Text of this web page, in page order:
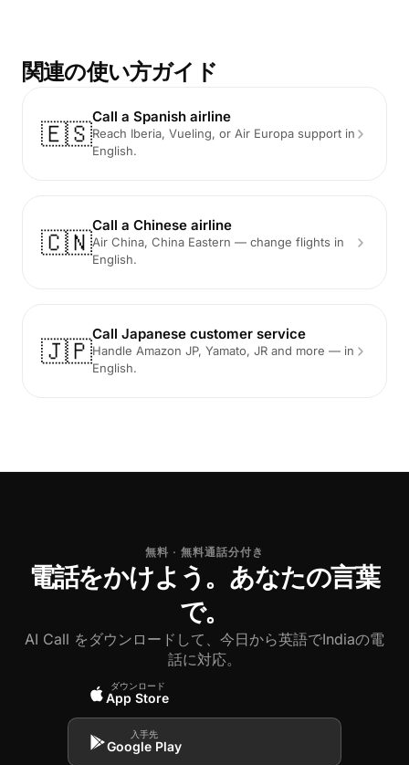
関連の使い方ガイド
🇪🇸
Call a Spanish airline
Reach Iberia, Vueling, or Air Europa support in
English.
🇨🇳
Call a Chinese airline
Air China, China Eastern — change flights in
English.
🇯🇵
Call Japanese customer service
Handle Amazon JP, Yamato, JR and more — in
English.
無料 · 無料通話分付き
電話をかけよう。あなたの言葉
で。
AI Call をダウンロードして、今日から英語でIndiaの電
話に対応。
ダウンロード
App Store
入手先
Google Play